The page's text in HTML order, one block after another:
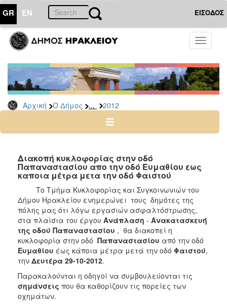
GR EN ΕΙΣΟΔΟΣ
Toggle
Αρχική Ο Δήμος ... 2012
ΔΗΜΟΣ
Δελτία
Τύπου
Αρχείο
2026
2024
2022
2021
2020
2019
2018
2017
2016
2015
2013
Διακοπή κυκλοφορίας στην οδό
Παπαναστασίου απο την οδό Ευμαθίου εως
καποια μέτρα μετα την οδό Φαιστού
Το Τμήμα Κυκλοφορίας και Συγκοινωνιών του
Δήμου Ηρακλείου ενημερώνει τους δημότες της
πόλης μας ότι λόγω εργασιών ασφαλτόστρωσης,
στα πλαίσια του έργου Ανάπλαση - Ανακατασκευή
της οδού Παπαναστασίου , θα διακοπεί η
κυκλοφορία στην οδό Παπαναστασίου από την οδό
Ευμαθίου έως κάποια μέτρα μετά την οδό Φαιστού,
την Δευτέρα 29-10-2012.
Παρακαλούνται η οδηγοί να συμβουλεύονται τις
σημάνσεις που θα καθορίζουν τις πορείες των
οχημάτων.